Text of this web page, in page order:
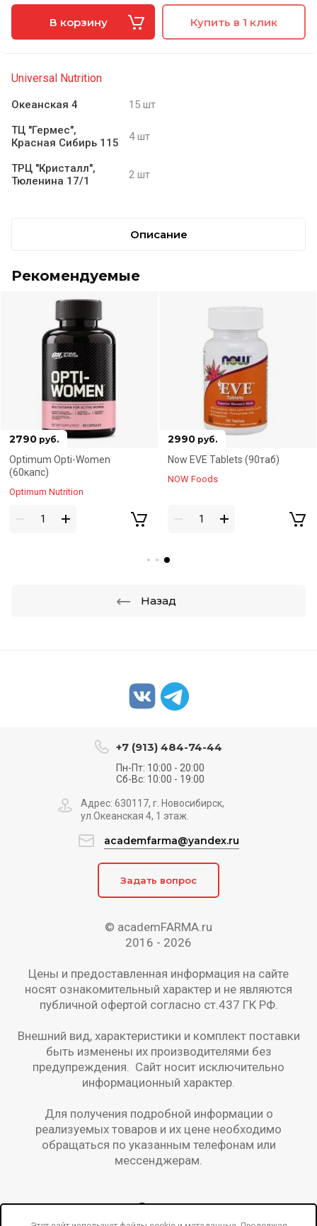
В корзину Купить в 1 клик
Universal Nutrition
Океанская 4
15 шт
ТЦ "Гермес",
Красная Сибирь 115
4 шт
ТРЦ "Кристалл",
Тюленина 17/1
2 шт
Описание
Рекомендуемые
2790 руб.
Optimum Opti-Women
(60капс)
Optimum Nutrition
2990 руб.
Now EVE Tablets (90таб)
NOW Foods
Назад
© academFARMA.ru
2016 - 2026
Цены и предоставленная информация на сайте
носят ознакомительный характер и не являются
публичной офертой согласно ст.437 ГК РФ.
Внешний вид, характеристики и комплект поставки
быть изменены их производителями без
предупреждения. Сайт носит исключительно
информационный характер.
Для получения подробной информации о
реализуемых товаров и их цене необходимо
обращаться по указанным телефонам или
мессенджерам.
+7 (913) 484-74-44
Пн-Пт: 10:00 - 20:00
Сб-Вс: 10:00 - 19:00
Адрес: 630117, г. Новосибирск,
ул.Океанская 4, 1 этаж.
academfarma@yandex.ru
Задать вопрос
Бренды